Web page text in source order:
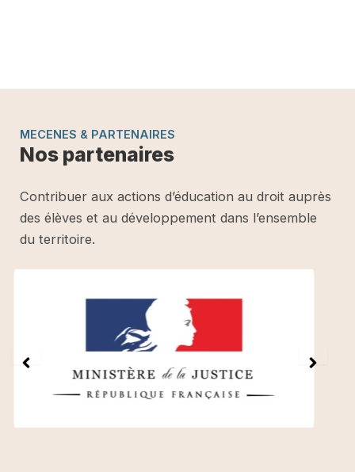
MECENES & PARTENAIRES
Nos partenaires
Contribuer aux actions d’éducation au droit auprès
des élèves et au développement dans l’ensemble
du territoire.